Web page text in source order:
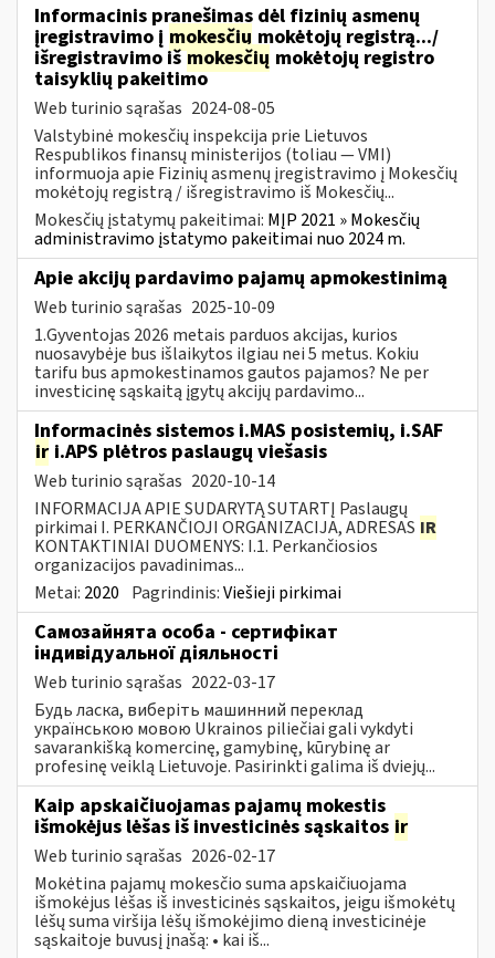
Informacinis pranešimas dėl fizinių asmenų
įregistravimo į mokesčių mokėtojų registrą.../
išregistravimo išmokesčių mokėtojų registro
taisyklių pakeitimo
Web turinio sąrašas 2024-08-05
Valstybinė mokesčių inspekcija prie Lietuvos
Respublikos finansų ministerijos (toliau — VMI)
informuoja apie Fizinių asmenų įregistravimo į Mokesčių
mokėtojų registrą / išregistravimo iš Mokesčių...
Mokesčių įstatymų pakeitimai: MĮP 2021 » Mokesčių
administravimo įstatymo pakeitimai nuo 2024 m.
Apie akcijų pardavimo pajamų apmokestinimą
Web turinio sąrašas 2025-10-09
1.Gyventojas 2026 metais parduos akcijas, kurios
nuosavybėje bus išlaikytos ilgiau nei 5 metus. Kokiu
tarifu bus apmokestinamos gautos pajamos? Ne per
investicinę sąskaitą įgytų akcijų pardavimo...
Informacinės sistemos i.MAS posistemių, i.SAF
ir i.APS plėtros paslaugų viešasis
Web turinio sąrašas 2020-10-14
INFORMACIJA APIE SUDARYTĄ SUTARTĮ Paslaugų
pirkimai I. PERKANČIOJI ORGANIZACIJA, ADRESAS IR
KONTAKTINIAI DUOMENYS: I.1. Perkančiosios
organizacijos pavadinimas...
Metai: 2020 Pagrindinis:Viešieji pirkimai
Самозайнята особа - сертифікат
індивідуальної діяльності
Web turinio sąrašas 2022-03-17
Будь ласка, виберіть машинний переклад
українською мовою Ukrainos piliečiai gali vykdyti
savarankišką komercinę, gamybinę, kūrybinę ar
profesinę veiklą Lietuvoje. Pasirinkti galima iš dviejų...
Kaip apskaičiuojamas pajamų mokestis
išmokėjus lėšas iš investicinės sąskaitos ir
Web turinio sąrašas 2026-02-17
Mokėtina pajamų mokesčio suma apskaičiuojama
išmokėjus lėšas iš investicinės sąskaitos, jeigu išmokėtų
lėšų suma viršija lėšų išmokėjimo dieną investicinėje
sąskaitoje buvusį įnašą: • kai iš...